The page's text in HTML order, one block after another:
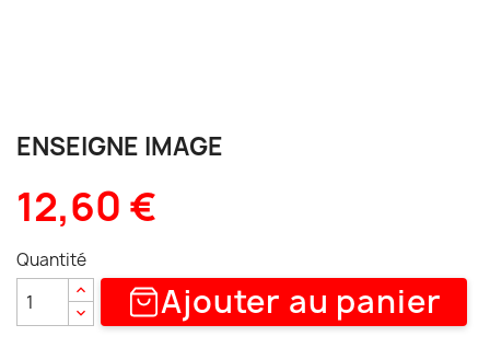
ENSEIGNE IMAGE
12,60 €
Quantité
Ajouter au panier